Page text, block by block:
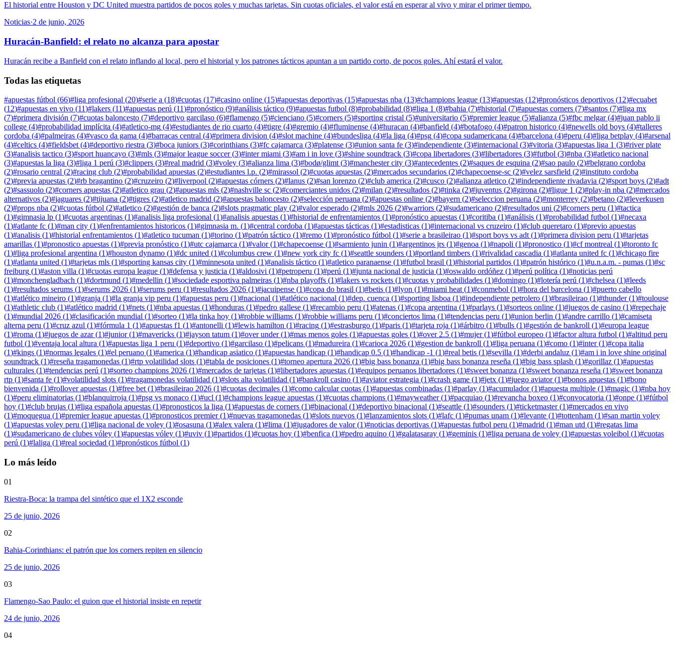
El historial entre Houston y DC United muestra partidos de pocos goles y muchas tarjetas. Sin cuotas oficiales, el valor está en esperar al vivo y mirar el primer tiempo.
Noticias·2 de junio, 2026
Huracán-Banfield: el relato no alcanza para apostar
Huracán recibe a Banfield con el relato inflando al local, pero el historial y los patrones tácticos apuntan a un partido corto, de pocos goles. Ahí estará el valor.
Todas las etiquetas
#apuestas fútbol (66)#liga profesional (20)#serie a (18)#cuotas (17)#casino online (15)#apuestas deportivas (15)#apuestas nba (13)#champions league (13)#apuestas (12)#pronósticos deportivos (12)#ecuabet
(12)#apuestas en vivo (11)#lakers (11)#apuestas perú (11)#pronóstico (9)#análisis táctico (9)#apuestas futbol (8)#probabilidad (8)#liga 1 (8)#bahia (7)#historial (7)#apuestas corners (7)#santos (7)#liga mx
(7)#primera división (7)#cuotas baloncesto (7)#deportivo garcilaso (6)#flamengo (5)#cienciano (5)#corners (5)#sporting cristal (5)#universitario (5)#premier league (5)#alianza (5)#fbc melgar(4)#juan pablo ii
college (4)#probabilidad implícita (4)#atletico-mg (4)#estudiantes de rio cuarto (4)#tigre (4)#gremio (4)#fluminense (4)#huracan (4)#banfield (4)#botafogo (4)#patron historico (4)#newells old boys (4)#talleres
cordoba (4)#palmeiras (4)#vasco da gama (4)#barracas central (4)#primera division (4)#slot machine (4)#bundesliga (4)#la liga (4)#psg (4)#copa sudamericana (4)#barcelona (4)#peru (4)#liga betplay (4)#arsenal
(4)#celtics (4)#fieldsbet (4)#deportivo riestra (3)#boca juniors (3)#corinthians (3)#fc cajamarca (3)#platense (3)#union santa fe (3)#independiente (3)#internacional (3)#vitoria (3)#apuestas liga 1 (3)#river plate
(3)#analisis tactico (3)#sport huancayo (3)#mls (3)#major league soccer(3)#inter miami (3)#am i in love (3)#shine soundtrack (3)#copa libertadores (3)#libertadores (3)#futbol (3)#nba (3)#atletico nacional
(3)#apuestas la liga (3)#liga 1 perú (3)#clippers (3)#real madrid (3)#voley (3)#alianza lima (3)#bodø/glimt (3)#manchester city (3)#antecedentes (2)#saques de esquina (2)#sao paulo (2)#belgrano cordoba
(2)#rosario central (2)#racing club (2)#probabilidad apuestas (2)#estudiantes l.p. (2)#mirassol (2)#cuotas apuestas (2)#mercados secundarios (2)#chapecoense-sc (2)#velez sarsfield (2)#instituto cordoba
(2)#previa apuestas (2)#rb bragantino (2)#cruzeiro (2)#liverpool (2)#apuestas córners (2)#lanus (2)#san lorenzo (2)#club america (2)#cusco (2)#alianza atletico (2)#independiente rivadavia (2)#sport boys (2)#adt
(2)#sassuolo (2)#corners apuestas (2)#atletico grau (2)#apuestas mls (2)#nashville sc (2)#comerciantes unidos (2)#milan (2)#resultados (2)#tinka (2)#juventus (2)#girona (2)#ligue 1 (2)#play-in nba (2)#mercados
alternativos (2)#jaguares (2)#tijuana (2)#tigres (2)#atletico madrid (2)#apuestas baloncesto (2)#selección peruana (2)#apuestas online (2)#bayern (2)#seleccion peruana (2)#monterrey (2)#betano (2)#leverkusen
(2)#props nba (2)#cuotas fútbol (2)#atletico (2)#gestión de banca (2)#slots pragmatic play (2)#valor esperado (2)#mls 2026 (2)#warriors (2)#sudamericano (2)#resultados uni (2)#corners peru (1)#tactica
(1)#gimnasia lp (1)#cuotas argentinas (1)#analisis liga profesional (1)#analisis apuestas (1)#historial de enfrentamientos (1)#pronóstico apuestas (1)#coritiba (1)#análisis (1)#probabilidad futbol (1)#necaxa
(1)#atlante fc (1)#man city (1)#enfrentamientos historicos (1)#gimnasia m. (1)#central cordoba (1)#apuestas tácticas (1)#estadisticas (1)#internacional vs cruzeiro (1)#club queretaro (1)#previo apuestas
(1)#analisis (1)#historial enfrentamientos (1)#atletico tucuman (1)#torino (1)#patrón táctico (1)#remo (1)#pronóstico fútbol (1)#serie a brasileirao (1)#sport boys vs adt (1)#primera division peru (1)#tarjetas
amarillas (1)#pronostico apuestas (1)#previa pronóstico (1)#utc cajamarca (1)#valor(1)#chapecoense (1)#sarmiento junin (1)#argentinos jrs (1)#genoa (1)#napoli (1)#pronostico (1)#cf montreal (1)#toronto fc
(1)#liga profesional argentina (1)#houston dynamo (1)#dc united (1)#columbus crew (1)#new york city fc (1)#seattle sounders (1)#portland timbers (1)#rivalidad cascadia (1)#atlanta united fc (1)#chicago fire
(1)#atlanta united (1)#tarjetas mls (1)#sporting kansas city (1)#minnesota united (1)#analisis táctico (1)#atletico paranaense (1)#futbol brasil (1)#historial partidos (1)#patrón histórico (1)#u.n.a.m. - pumas (1)#sc
freiburg (1)#aston villa (1)#cuotas europa league (1)#defensa y justicia (1)#aldosivi (1)#petroperu (1)#perú (1)#junta nacional de justicia (1)#oswaldo ordóñez (1)#perú política (1)#noticias perú
(1)#monchengladbach (1)#dortmund (1)#medellin (1)#sociedade esportiva palmeiras (1)#nba playoffs (1)#lakers vs rockets (1)#cuotas y probabilidades (1)#domingo (1)#lotería perú (1)#chelsea (1)#leeds
(1)#resultados serums (1)#serums 2026 (1)#serums peru (1)#resultados 2026 (1)#jacuipense (1)#copa do brasil (1)#betis (1)#lyon (1)#miami heat (1)#conmebol (1)#hora del barcelona (1)#puerto cabello
(1)#atlético mineiro (1)#granja (1)#la granja vip peru (1)#apuestas peru (1)#nacional (1)#atlético nacional (1)#dep. cuenca (1)#sporting lisboa (1)#independiente petrolero (1)#brasileirao (1)#thunder(1)#toulouse
(1)#athletic club (1)#atlético madrid (1)#nets (1)#nba apuestas (1)#honduras (1)#pedro gallese (1)#recambio peru (1)#atenas (1)#copa argentina (1)#parlays (1)#sorteos online (1)#juegos de casino (1)#repechaje
(1)#mundial 2026 (1)#clasificación mundial (1)#sorteo (1)#la tinka hoy (1)#robbie williams (1)#robbie williams peru (1)#conciertos lima (1)#tendencias peru (1)#union berlin (1)#andre carrillo (1)#camiseta
alterna peru (1)#cruz azul (1)#fórmula 1 (1)#apuestas f1 (1)#antonelli (1)#lewis hamilton (1)#racing (1)#estrasburgo (1)#paris (1)#tarjeta roja (1)#árbitro (1)#bulls (1)#gestión de bankroll (1)#europa league
(1)#roma (1)#juegos de azar(1)#junior(1)#mavericks (1)#jayson tatum (1)#over under(1)#mas menos goles (1)#apuestas goles (1)#over 2.5 (1)#mujer(1)#fútbol europeo (1)#factor altura futbol (1)#altitud peru
futbol (1)#ventaja local altura (1)#apuestas liga 1 peru (1)#deportivo (1)#garcilaso (1)#pelicans (1)#madureira (1)#carioca 2026 (1)#gestion de bankroll (1)#liga peruana (1)#como (1)#inter(1)#copa italia
(1)#kings (1)#normas legales (1)#el peruano (1)#america (1)#handicap asiatico (1)#apuestas handicap (1)#handicap 0.5 (1)#handicap -1 (1)#real betis (1)#sevilla (1)#derbi andaluz (1)#am i in love shine original
soundtrack (1)#reseña tragamonedas (1)#rtp volatilidad slots (1)#tabla de posiciones (1)#torneo apertura 2026 (1)#big bass bonanza (1)#big bass bonanza reseña (1)#big bass splash (1)#gorillaz (1)#apuestas
culturales (1)#tendencias perú (1)#sorteo champions 2026 (1)#mercados de tarjetas (1)#libertadores apuestas (1)#equipos peruanos libertadores (1)#sweet bonanza (1)#sweet bonanza reseña (1)#sweet bonanza
rtp (1)#santa fe (1)#volatilidad slots (1)#tragamonedas volatilidad (1)#slots alta volatilidad (1)#bankroll casino (1)#aviator estrategia (1)#crash game (1)#jetx (1)#juego aviator(1)#bonos apuestas (1)#bono
bienvenida (1)#rollover apuestas (1)#free bet (1)#brasileirao 2026 (1)#cuotas decimales (1)#como calcular cuotas (1)#apuestas combinadas (1)#parlay (1)#acumulador(1)#apuesta multiple (1)#magic (1)#nba hoy
(1)#peru eliminatorias (1)#blanquirroja (1)#psg vs monaco (1)#ucl (1)#champions league apuestas (1)#cuotas champions (1)#mayweather(1)#pacquiao (1)#revancha boxeo (1)#convocatoria (1)#onpe (1)#fútbol
hoy (1)#club brujas (1)#liga española apuestas (1)#pronosticos la liga (1)#apuestas de corners (1)#binacional (1)#deportivo binacional (1)#seattle (1)#sounders (1)#ticketmaster(1)#mercados en vivo
(1)#moquegua (1)#premier league apuestas (1)#pronosticos premier(1)#nuevas tragamonedas (1)#slots nuevos (1)#lanzamientos slots (1)#lafc (1)#pumas unam (1)#levante (1)#tottenham (1)#san martin voley
(1)#apuestas voley peru (1)#liga nacional de voley (1)#osasuna (1)#alex valera (1)#lima (1)#jugadores de valor(1)#noticias deportivas (1)#apuestas futbol peru (1)#madrid (1)#man utd (1)#regatas lima
(1)#sudamericano de clubes vóley (1)#apuestas vóley (1)#uviv (1)#partidos (1)#cuotas hoy (1)#benfica (1)#pedro aquino (1)#galatasaray (1)#geminis (1)#liga peruana de voley (1)#apuestas voleibol (1)#cuotas
perú (1)#laliga (1)#real sociedad (1)#pronósticos fútbol (1)
Lo más leído
01
Riestra-Boca: la trampa del sintético que el 1X2 esconde
25 de junio, 2026
02
Bahia-Corinthians: el patrón que los corners repiten en silencio
25 de junio, 2026
03
Flamengo-Sao Paulo: el guion que el historial insiste en repetir
24 de junio, 2026
04